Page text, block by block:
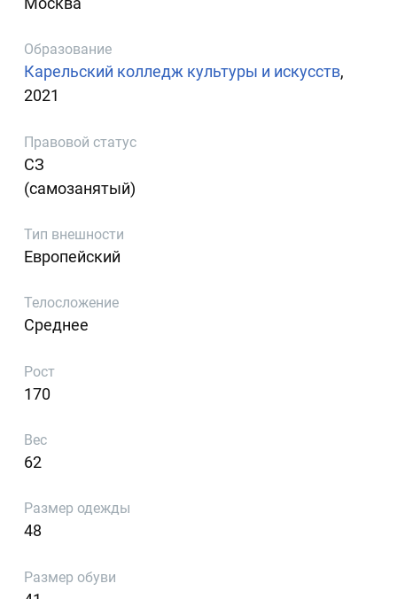
Образование
Карельский колледж культуры и искусств,
2021
Правовой статус
СЗ
(самозанятый)
Тип внешности
Европейский
Телосложение
Среднее
Рост
170
Вес
62
Размер одежды
48
Размер обуви